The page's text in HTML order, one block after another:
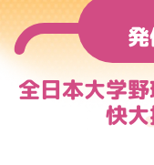
全日本大学
快